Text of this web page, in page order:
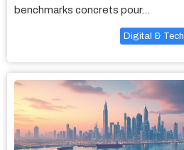
benchmarks concrets pour…
Digital & Tech